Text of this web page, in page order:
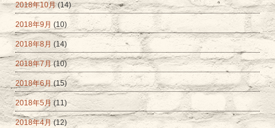
2018年10月(14)
2018年9月 (10)
2018年8月 (14)
2018年7月(10)
2018年6月(15)
2018年5月 (11)
2018年4月(12)